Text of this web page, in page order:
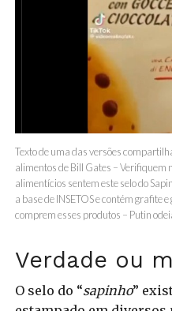
Texto de uma das versões
alimentos de Bill Gates – Verifiquem
alimentícios sentem este selo do
a base de INSETOS e contém grafite
comprem esses produtos – Putin
Verdade ou
O selo do “sapinho”